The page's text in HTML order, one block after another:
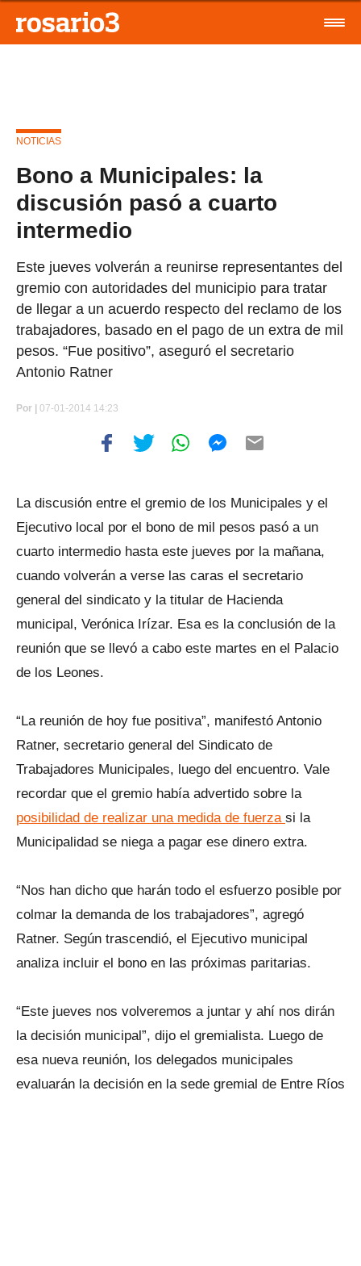
NOTICIAS
Bono a Municipales: la
discusión pasó a cuarto
intermedio
Este jueves volverán a reunirse representantes del
gremio con autoridades del municipio para tratar
de llegar a un acuerdo respecto del reclamo de los
trabajadores, basado en el pago de un extra de mil
pesos. “Fue positivo”, aseguró el secretario
Antonio Ratner
Por 07-01-2014 14:23
La discusión entre el gremio de los Municipales y el
Ejecutivo local por el bono de mil pesos pasó a un
cuarto intermedio hasta este jueves por la mañana,
cuando volverán a verse las caras el secretario
general del sindicato y la titular de Hacienda
municipal, Verónica Irízar. Esa es la conclusión de la
reunión que se llevó a cabo este martes en el Palacio
de los Leones.
“La reunión de hoy fue positiva”, manifestó Antonio
Ratner, secretario general del Sindicato de
Trabajadores Municipales, luego del encuentro. Vale
recordar que el gremio había advertido sobre la
posibilidad de realizar una medida de fuerza si la
Municipalidad se niega a pagar ese dinero extra.
“Nos han dicho que harán todo el esfuerzo posible por
colmar la demanda de los trabajadores”, agregó
Ratner. Según trascendió, el Ejecutivo municipal
analiza incluir el bono en las próximas paritarias.
“Este jueves nos volveremos a juntar y ahí nos dirán
la decisión municipal”, dijo el gremialista. Luego de
esa nueva reunión, los delegados municipales
evaluarán la decisión en la sede gremial de Entre Ríos